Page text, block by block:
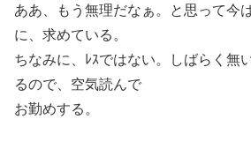
ああ、もう無理だなぁ。と思って今
に、求めている。
ちなみに、ﾚｽではない。しばらく無
るので、空気読んで
お勤めする。